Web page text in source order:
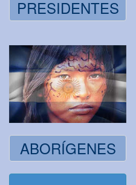
PRESIDENTES
ABORÍGENES